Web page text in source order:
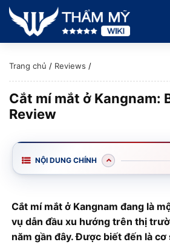
Trang chủ / Reviews /
Cắt mí mắt ở Kangnam:
Review
NỘI DUNG CHÍNH
Cắt mí mắt ở Kangnam đang là
vụ dẫn đầu xu hướng trên thị
năm gần đây. Được biết đến là